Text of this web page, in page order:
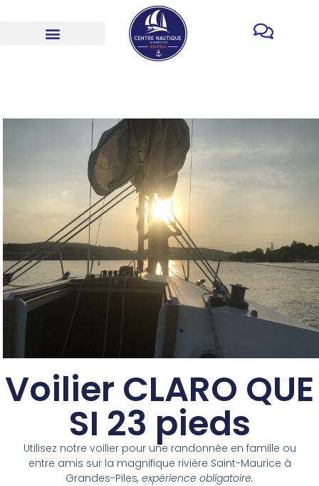
Voilier CLARO QUE
SI 23 pieds
Utilisez notre voilier pour une randonnée en famille ou
entre amis sur la magnifique rivière Saint-Maurice à
Grandes-Piles, expérience obligatoire.